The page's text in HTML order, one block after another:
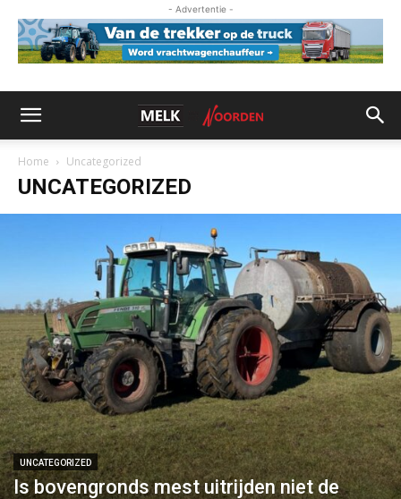
- Advertentie -
Home Uncategorized
UNCATEGORIZED
UNCATEGORIZED
Is bovengronds mest uitrijden niet de